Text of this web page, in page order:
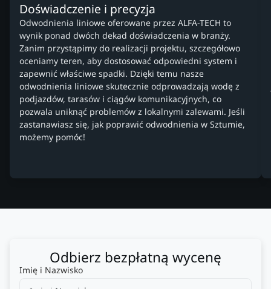
Doświadczenie i precyzja
Odwodnienia liniowe oferowane przez ALFA-TECH to
wynik ponad dwóch dekad doświadczenia w branży.
Zanim przystąpimy do realizacji projektu, szczegółowo
oceniamy teren, aby dostosować odpowiedni system i
zapewnić właściwe spadki. Dzięki temu nasze
odwodnienia liniowe skutecznie odprowadzają wodę z
podjazdów, tarasów i ciągów komunikacyjnych, co
pozwala uniknąć problemów z lokalnymi zalewami. Jeśli
zastanawiasz się, jak poprawić odwodnienia w Sztumie,
możemy pomóc!
Odbierz bezpłatną wycenę
Imię i Nazwisko